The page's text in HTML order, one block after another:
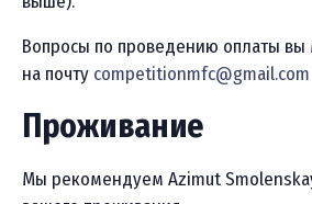
Вопросы по проведению оплаты вы
на почту competitionmfc@gmail.com
Проживание
Мы рекомендуем Azimut